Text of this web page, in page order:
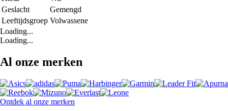
Geslacht
Gemengd
Leeftijdsgroep Volwassene
Loading...
Loading...
Al onze merken
Ontdek al onze merken